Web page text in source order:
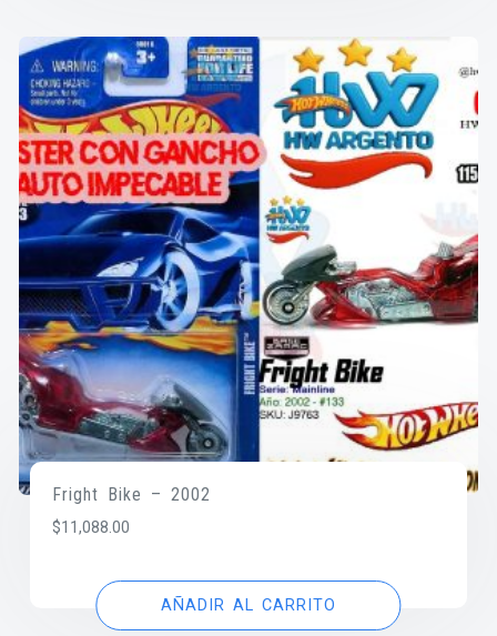
Fright Bike – 2002
$11,088.00
AÑADIR AL CARRITO